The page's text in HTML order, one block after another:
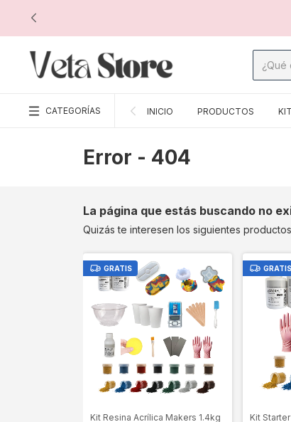
CATEGORÍAS INICIO PRODUCTOS
Error - 404
La página que estás buscando no
Quizás te interesen los siguientes
GRATIS
Kit Resina Acrílica Makers 1.4kg
GRATIS
Kit